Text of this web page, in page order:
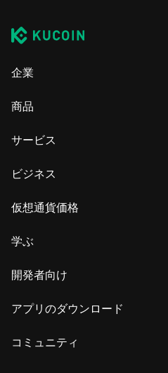
企業
商品
サービス
ビジネス
仮想通貨価格
学ぶ
開発者向け
アプリのダウンロード
コミュニティ